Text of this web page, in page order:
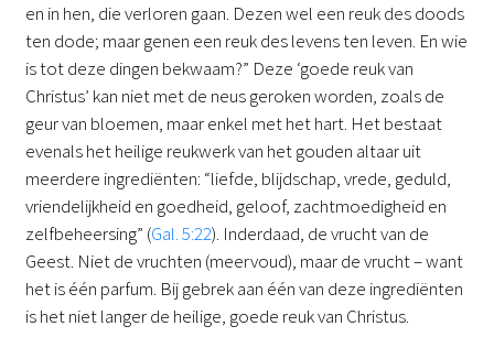
en in hen, die verloren gaan. Dezen wel een reuk des doods
ten dode; maar genen een reuk des levens ten leven. En wie
is tot deze dingen bekwaam?” Deze ‘goede reuk van
Christus’ kan niet met de neus geroken worden, zoals de
geur van bloemen, maar enkel met het hart. Het bestaat
evenals het heilige reukwerk van het gouden altaar uit
meerdere ingrediënten: “liefde, blijdschap, vrede, geduld,
vriendelijkheid en goedheid, geloof, zachtmoedigheid en
zelfbeheersing” (Gal. 5:22). Inderdaad, de vrucht van de
Geest. Niet de vruchten (meervoud), maar de vrucht – want
het is één parfum. Bij gebrek aan één van deze ingrediënten
is het niet langer de heilige, goede reuk van Christus.